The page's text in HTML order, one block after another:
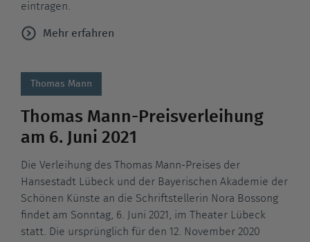
eintragen.
Mehr erfahren
Thomas Mann
Thomas Mann-Preisverleihung
am 6. Juni 2021
Die Verleihung des Thomas Mann-Preises der
Hansestadt Lübeck und der Bayerischen Akademie der
Schönen Künste an die Schriftstellerin Nora Bossong
findet am Sonntag, 6. Juni 2021, im Theater Lübeck
statt. Die ursprünglich für den 12. November 2020